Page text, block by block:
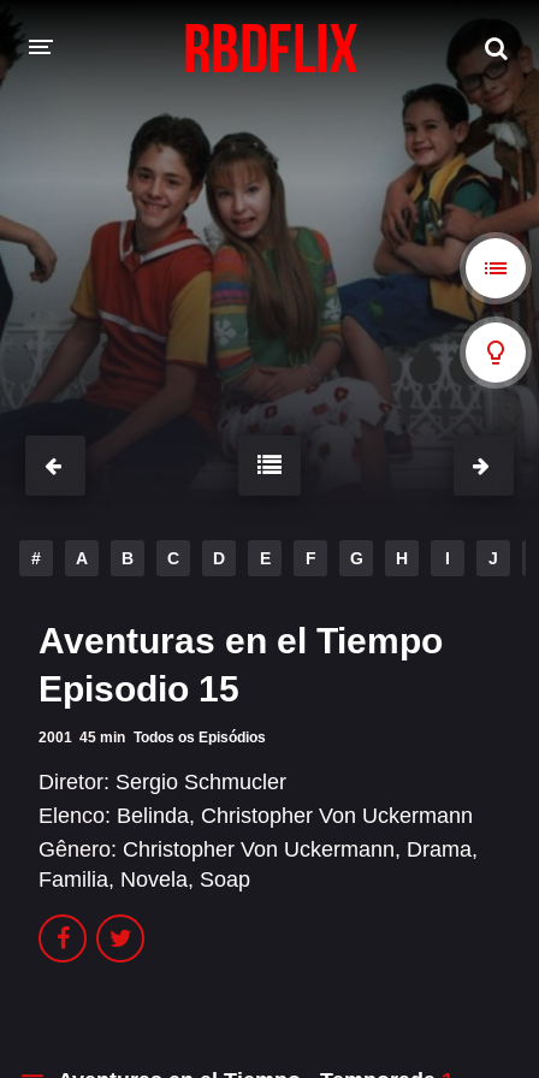
REBELDE
Rebelde: En Español Rebelde: Dublado
FILMES
Alfonso Herrera Anahí
Christian Chávez Christopher Von Uckermann
Maite Perroni
Alfonso Herrera Anahí
Dulce María Maite Perroni
RBD
Alfonso Herrera Anahí
Christopher Von Uckermann
Dulce María
RBD
# A B C D E F G H I J
Aventuras en el Tiempo
Episodio 15
2001 45 min Todos os Episódios
Diretor: Sergio Schmucler
Elenco: Belinda, Christopher Von Uckermann
Gênero: Christopher Von Uckermann, Drama,
Familia, Novela, Soap